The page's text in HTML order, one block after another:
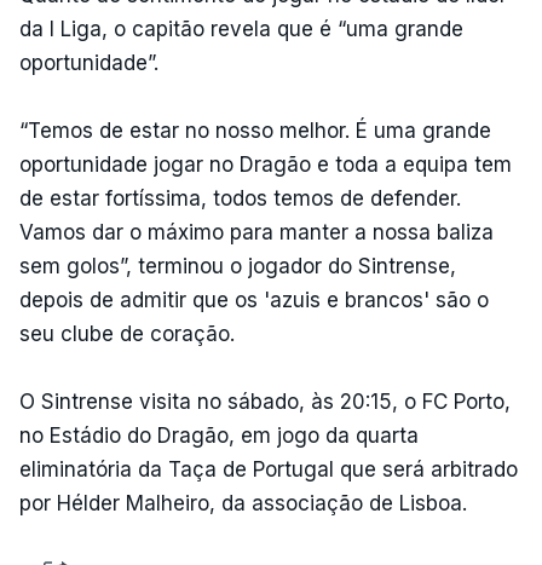
da I Liga, o capitão revela que é “uma grande
oportunidade”.
“Temos de estar no nosso melhor. É uma grande
oportunidade jogar no Dragão e toda a equipa tem
de estar fortíssima, todos temos de defender.
Vamos dar o máximo para manter a nossa baliza
sem golos”, terminou o jogador do Sintrense,
depois de admitir que os 'azuis e brancos' são o
seu clube de coração.
O Sintrense visita no sábado, às 20:15, o FC Porto,
no Estádio do Dragão, em jogo da quarta
eliminatória da Taça de Portugal que será arbitrado
por Hélder Malheiro, da associação de Lisboa.